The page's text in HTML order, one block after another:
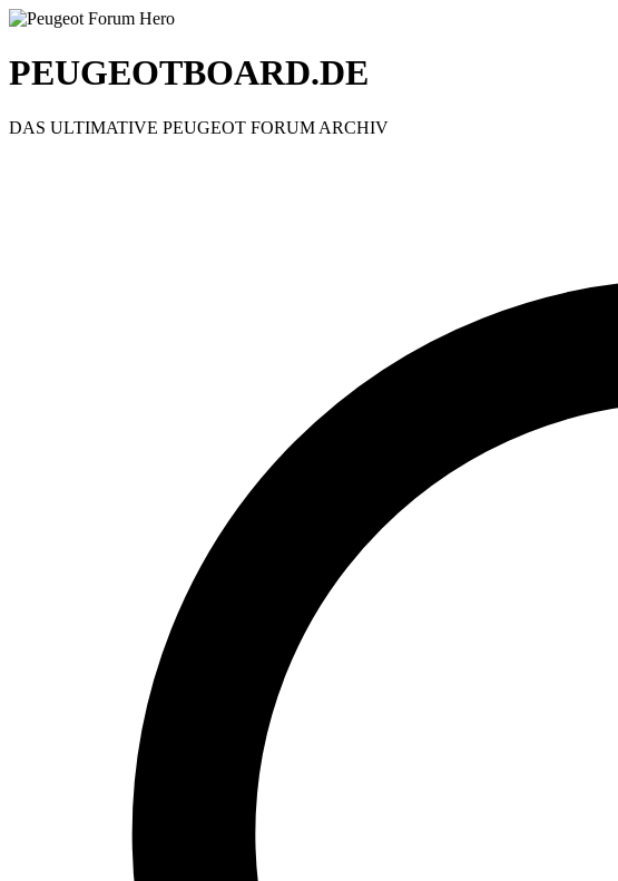
PEUGEOTBOARD.DE
DAS ULTIMATIVE PEUGEOT FORUM ARCHIV